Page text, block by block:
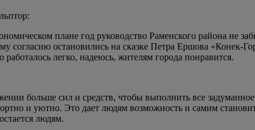
плане год руководство Раменского района не
остановились на сказке Петра Ершова «Конек-
легко, надеюсь, жителям города понравится.
больше сил и средств, чтобы выполнить все
и уютно. Это дает людям возможность и самим
людям.